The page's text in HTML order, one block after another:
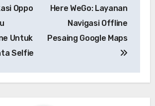
Oppo
Untuk
Selfie
Here WeGo: Layanan
Navigasi Offline
Pesaing Google Maps